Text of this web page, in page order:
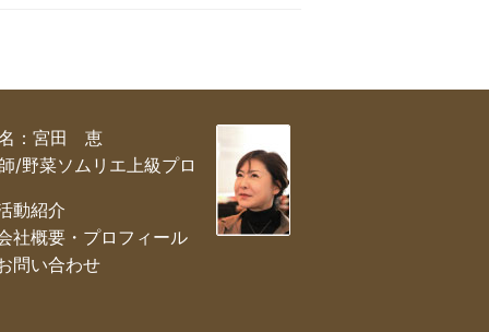
：宮田 恵
/野菜ソムリエ上級プロ
動紹介
社概要・プロフィール
問い合わせ